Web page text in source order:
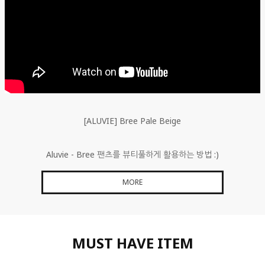
[ALUVIE] Bree Pale Beige
Aluvie - Bree 팬츠를 뷰티풀하게 활용하는 방법 :)
MORE
MUST HAVE ITEM